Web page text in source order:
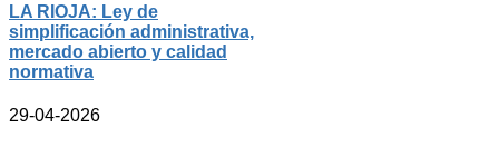
LA RIOJA: Ley de
simplificación administrativa,
mercado abierto y calidad
normativa
29-04-2026